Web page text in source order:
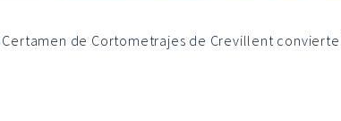
Certamen de Cortometrajes de Crevillent